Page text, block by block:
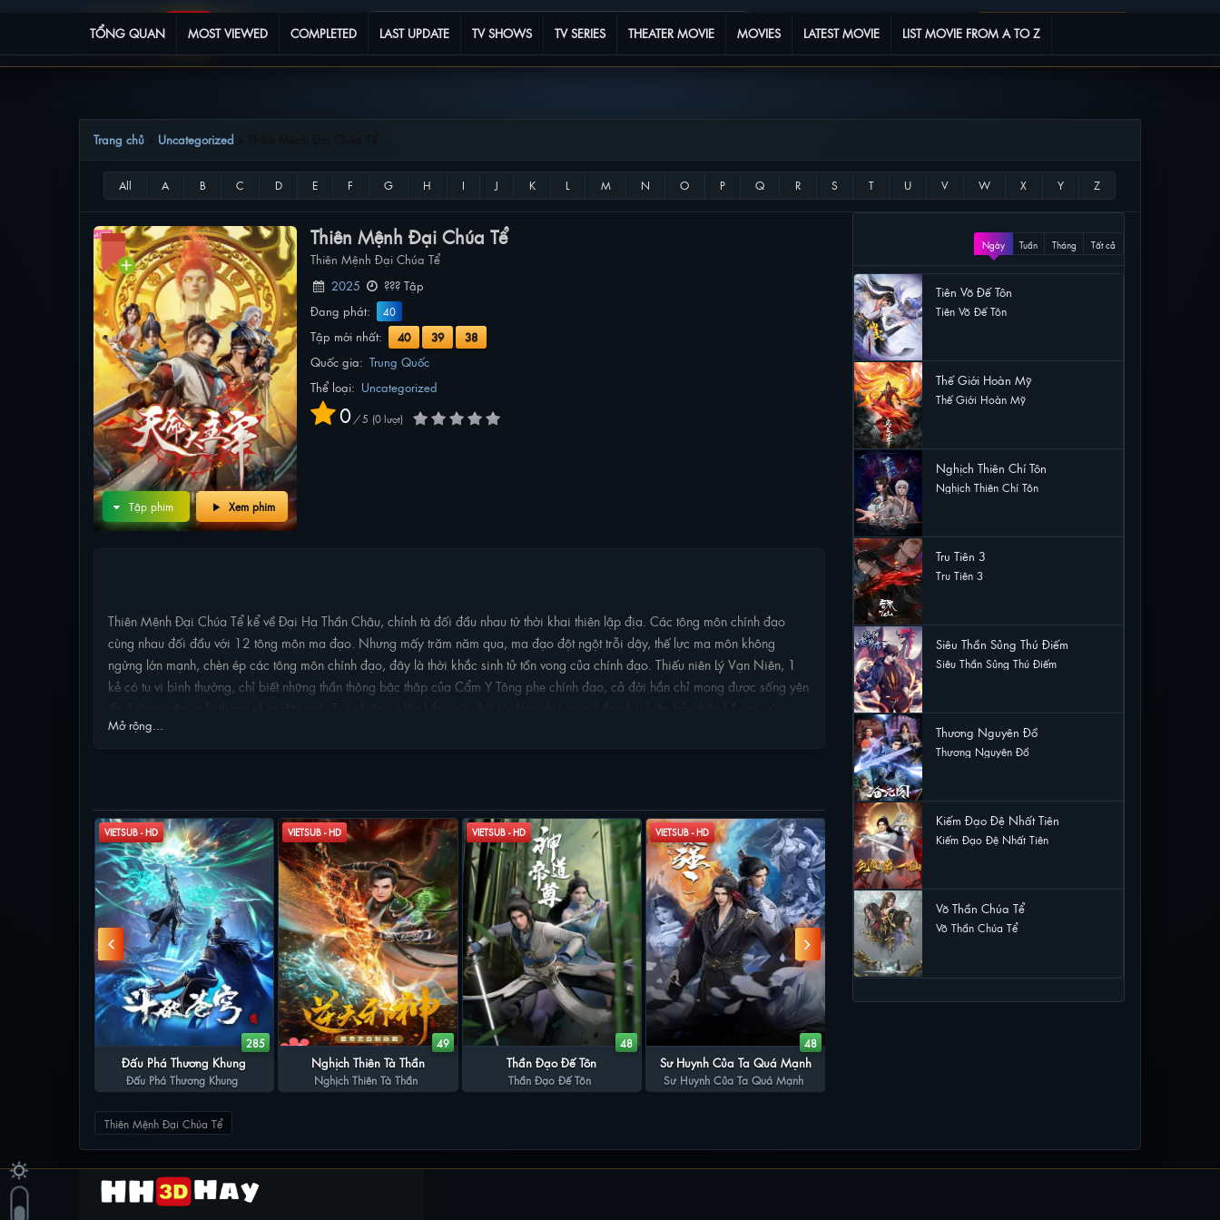
Phim yêu thích
TỔNG QUAN MOST VIEWED COMPLETED LAST UPDATE TV SHOWS TV SERIES THEATER MOVIE MOVIES LATEST MOVIE LIST MOVIE FROM A TO Z
Trang chủ Uncategorized
Xem phim
Tập phim
Thiên Mệnh Đại Chúa Tể
Thiên Mệnh Đại Chúa Tể
2025
??? Tập
Đang phát:
40
Tập mới nhất: 40 39 38
Quốc gia: Trung Quốc
Thể loại: Uncategorized
0 / 5 0lượt
Thiên Mệnh Đại Chúa Tể kể về Đại Hạ Thần Châu, chính tà đối đầu nhau từ thời khai thiên lập địa. Các tông môn chính đạo
cùng nhau đối đầu với 12 tông môn ma đạo. Nhưng mấy trăm năm qua, ma đạo đột ngột trỗi dậy, thế lực ma môn không
ngừng lớn mạnh, chèn ép các tông môn chính đạo, đây là thời khắc sinh tử tồn vong của chính đạo. Thiếu niên Lý Vạn Niên, 1
kẻ có tu vi bình thường, chỉ biết những thần thông bậc thập của Cẩm Y Tông phe chính đạo, cả đời hắn chỉ mong được sống yên
mạnh bất tử, chết đi sống lại. Quan trọng hơn, mỗi lần hắn sống lại, đều có được điểm thưởng, từ đó tu vi của hắn ngày càng
Mở rộng...
VIETSUB - HD
285
Đấu Phá Thương Khung
Đấu Phá Thương Khung
VIETSUB - HD
49
Nghịch Thiên Tà Thần
Nghịch Thiên Tà Thần
VIETSUB - HD
48
Thần Đạo Đế Tôn
Thần Đạo Đế Tôn
VIETSUB - HD
48
Sư Huynh Của Ta Quá Mạnh
Sư Huynh Của Ta Quá Mạnh
VIETSUB - HD VIETSUB - HD
Thiên Mệnh Đại Chúa Tể
Ngày Tuần Tháng Tất cả
Tiên Võ Đế Tôn
Tiên Võ Đế Tôn
Thế Giới Hoàn Mỹ
Thế Giới Hoàn Mỹ
Nghịch Thiên Chí Tôn
Nghịch Thiên Chí Tôn
Tru Tiên 3
Tru Tiên 3
Siêu Thần Sủng Thú Điếm
Siêu Thần Sủng Thú Điếm
Thương Nguyên Đồ
Thương Nguyên Đồ
Kiếm Đạo Đệ Nhất Tiên
Kiếm Đạo Đệ Nhất Tiên
Võ Thần Chúa Tể
Võ Thần Chúa Tể